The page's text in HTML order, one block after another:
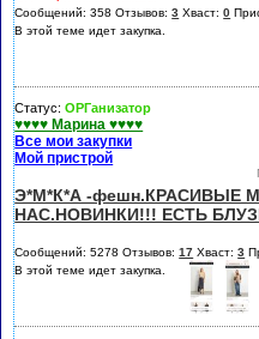
Сообщений: 358 Отзывов:3 Хваст:0
В этой теме идет закупка.
Статус:ОРГанизатор
♥♥♥♥ Марина ♥♥♥♥
Все мои закупки
Мой пристрой
Э*М*К*А -фешн.КРАСИВЫЕ
НАС.НОВИНКИ!!! ЕСТЬ
Сообщений: 5278 Отзывов:17 Хваст:3
В этой теме идет закупка.